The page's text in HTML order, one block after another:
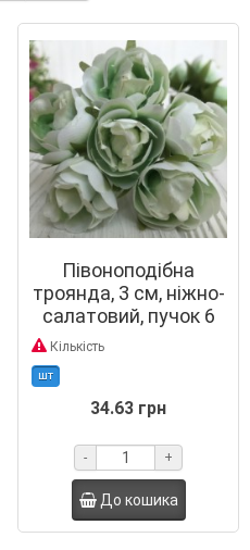
Півоноподібна
троянда, 3 см, ніжно-
салатовий, пучок 6
Кількість
шт
34.63 грн
- +
До кошика